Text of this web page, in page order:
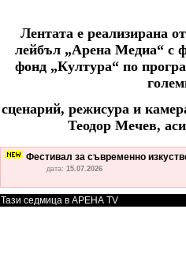
Лентата е реализирана
лейбъл „Арена Медиа“ с
фонд „Култура“ по
сценарий, режисура и
Теодор Мечев,
Фестивал за съвременно
дата: 15.07.2026
Тази седмица в АРЕНА TV